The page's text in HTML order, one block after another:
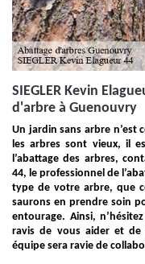
SIEGLER Kevin
d'arbre à Guenouvry
Un jardin sans arbre n’est
les arbres sont vieux, il
l’abattage des arbres,
44, le professionnel de
type de votre arbre, que
saurons en prendre soin
entourage. Ainsi,
ravis de vous aider et
équipe sera ravie de